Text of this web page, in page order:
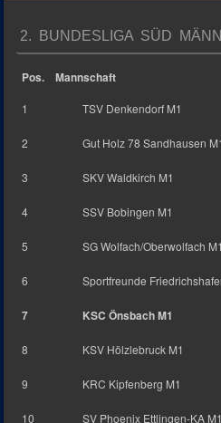
2. BUNDESLIGA SÜD
Pos. Mannschaft
1 TSV Denkendorf M1
2 Gut Holz 78 Sandhausen M1
3 SKV Waldkirch M1
4 SSV Bobingen M1
5 SG Wolfach/Oberwolfach M1
6 Sportfreunde
7 KSC Önsbach M1
8 KSV Hölzlebruck M1
9 KRC Kipfenberg M1
10 SV Phoenix Ettlingen-KA M1